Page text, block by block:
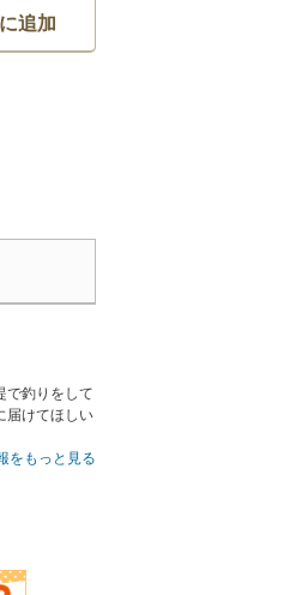
追加
で釣りをして
届けてほしい
をもっと見る